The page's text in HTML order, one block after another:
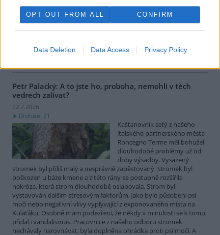
OPT OUT FROM ALL CONFIRM
Data Deletion Data Access Privacy Policy
obnově lužních lesů a řešení každoročních masivních úhynů tun
ryb pod přehradou. Na straně druhé argumentují vodohospodáři
rizikem destrukce sypaných hrází, ztrátou vodní rezervy pro
období sucha a miliardovými náklady. Existuje však elegantní
polosuchý poldr. Co by to obnášelo a proč to dává smysl
Petr Palacký: A to jste ho, proboha, nemohli v těch
vedrech zalívat?
22.7.2026
Diskuse: 21
Kaštanovník setý z našeho
italského partnerského města
Roncegno Terme měl bohužel
dlouhodobé problémy už od
doby výsadby. Vysazený
stromek byl příliš malý a nesprávně zapěstovaný. Stromek byl
poškozen u báze kmene a z této rány se postupně rozšířila
nekróza, která strom dlouhodobě oslabovala. Strom byl
vystavován dalším stresovým faktorům, jako bylo působení psí
moči nebo negativní vlivy vyplývající z exponovaného místa na
Kulaťáku. Osobně mám podezření, že někdy v minulosti se k tomu
přidal i vandalismus. Pracovnice z našeho odboru stromek
nechávaly narovnávat, byla doplněna ohrádka proti psí moči. A